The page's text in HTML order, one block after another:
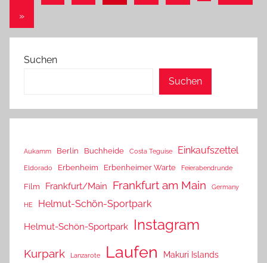
der
Beiträge
Beiträge
Nächste
»
Suchen
Suchen
Aukamm Berlin Buchheide Costa Teguise Einkaufszettel
Eldorado Erbenheim Erbenheimer Warte Feierabendrunde
Film Frankfurt/Main Frankfurt am Main Germany
HE Helmut-Schön-Sportpark
Helmut-Schön-Sportpark Instagram
Kurpark Lanzarote Laufen Makuri Islands